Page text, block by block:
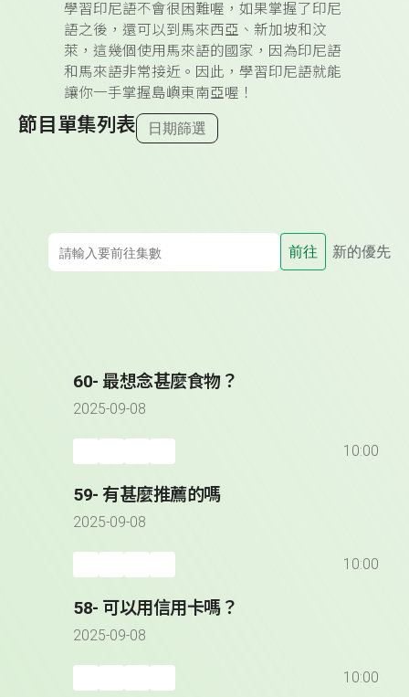
學習印尼語不會很困難喔，如果掌握了印尼
語之後，還可以到馬來西亞、新加坡和汶
萊，這幾個使用馬來語的國家，因為印尼語
和馬來語非常接近。因此，學習印尼語就能
讓你一手掌握島嶼東南亞喔！
節目單集列表 日期篩選
前往 新的優先
60- 最想念甚麼食物？
2025-09-08
10:00
59- 有甚麼推薦的嗎
2025-09-08
10:00
58- 可以用信用卡嗎？
2025-09-08
10:00